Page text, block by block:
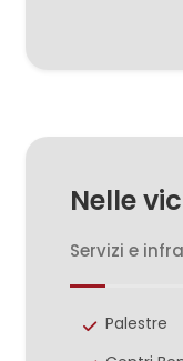
Stato
Nelle
Servizi e
Palestre
Bagni